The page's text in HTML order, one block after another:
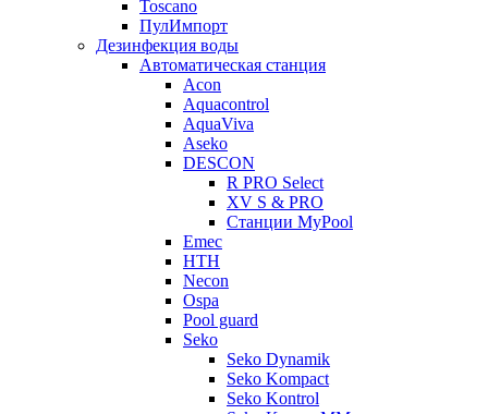
Toscano
ПулИмпорт
Дезинфекция воды
Автоматическая станция
Acon
Aquacontrol
AquaViva
Aseko
DESCON
R PRO Select
XV S & PRO
Станции MyPool
Emec
HTH
Necon
Ospa
Pool guard
Seko
Seko Dynamik
Seko Kompact
Seko Kontrol